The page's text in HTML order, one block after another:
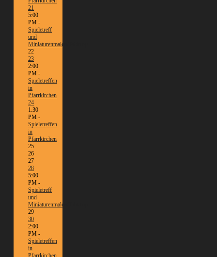
21
5:00
PM -
Spieletreff
und
Miniaturenmalen/Tabletop
22
23
2:00
PM -
Spieletreffen
in
Pfarrkirchen
24
1:30
PM -
Spieletreffen
in
Pfarrkirchen
25
26
27
28
5:00
PM -
Spieletreff
und
Miniaturenmalen/Tabletop
29
30
2:00
PM -
Spieletreffen
in
Pfarrkirchen